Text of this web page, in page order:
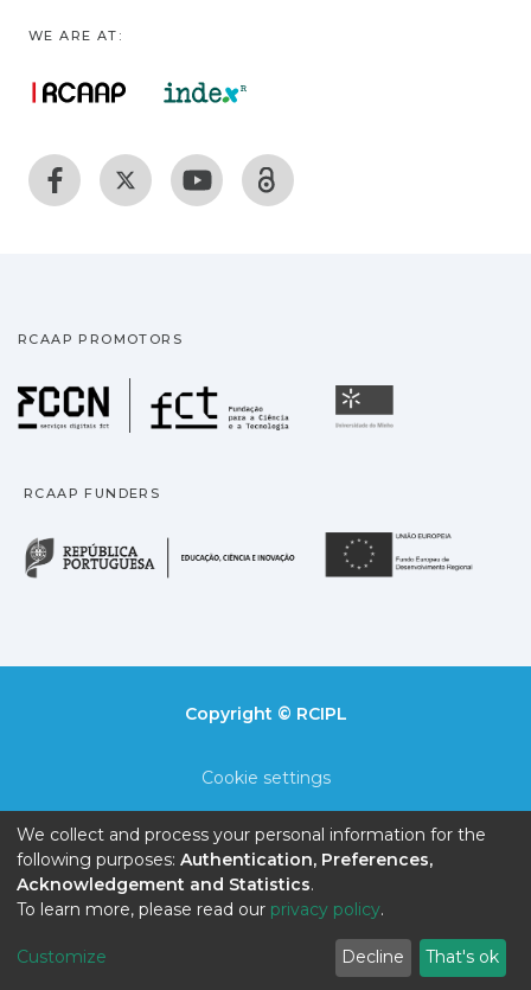
WE ARE AT:
RCAAP PROMOTORS
Fundação para a
RCAAP FUNDERS
República Portuguesa
Copyright © RCIPL
Cookie settings
End User Agreement
Send Feedback
We collect and process your personal information for the
following purposes: Authentication, Preferences,
Acknowledgement and Statistics.
To learn more, please read our privacy policy.
Customize Decline That's ok